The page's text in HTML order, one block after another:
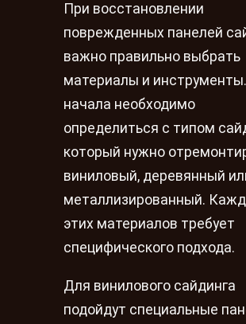
При восстановлении
поврежденных панелей
важно правильно выбрать
материалы и
начала необходимо
определиться с типом
который нужно
виниловый, деревянный
металлизированный.
этих материалов требует
специфического подхода.
Для винилового сайдинга
подойдут специальные